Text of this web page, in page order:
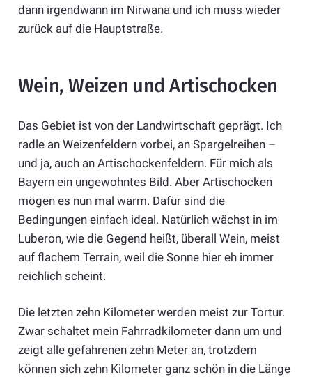
dann irgendwann im Nirwana und ich muss wieder
zurück auf die Hauptstraße.
Wein, Weizen und Artischocken
Das Gebiet ist von der Landwirtschaft geprägt. Ich
radle an Weizenfeldern vorbei, an Spargelreihen –
und ja, auch an Artischockenfeldern. Für mich als
Bayern ein ungewohntes Bild. Aber Artischocken
mögen es nun mal warm. Dafür sind die
Bedingungen einfach ideal. Natürlich wächst in im
Luberon, wie die Gegend heißt, überall Wein, meist
auf flachem Terrain, weil die Sonne hier eh immer
reichlich scheint.
Die letzten zehn Kilometer werden meist zur Tortur.
Zwar schaltet mein Fahrradkilometer dann um und
zeigt alle gefahrenen zehn Meter an, trotzdem
können sich zehn Kilometer ganz schön in die Länge